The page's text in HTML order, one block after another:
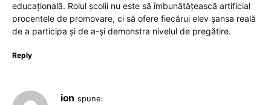
educațională. Rolul școlii nu este să îmbunătățească artificial
procentele de promovare, ci să ofere fiecărui elev șansa reală
de a participa și de a-și demonstra nivelul de pregătire.
Reply
ion spune: